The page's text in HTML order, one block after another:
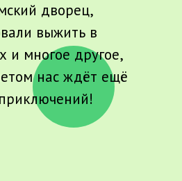
дворец,
выжить в
и многое другое,
нас ждёт ещё